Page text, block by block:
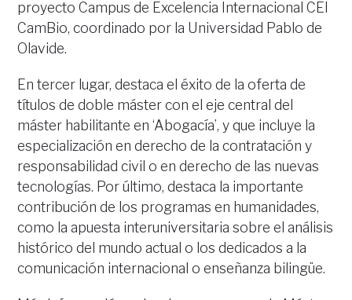
proyecto Campus de Excelencia Internacional CEI
CamBio, coordinado por la Universidad Pablo de
Olavide.
En tercer lugar, destaca el éxito de la oferta de
títulos de doble máster con el eje central del
máster habilitante en ‘Abogacía’, y que incluye la
especialización en derecho de la contratación y
responsabilidad civil o en derecho de las nuevas
tecnologías. Por último, destaca la importante
contribución de los programas en humanidades,
como la apuesta interuniversitaria sobre el análisis
histórico del mundo actual o los dedicados a la
comunicación internacional o enseñanza bilingüe.